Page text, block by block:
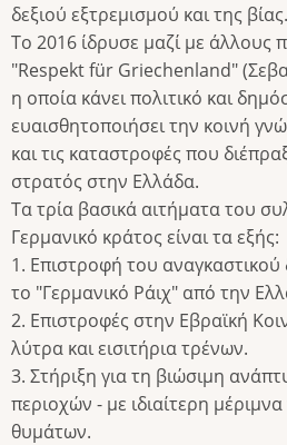
δεξιού εξτρεμισμού και της βίας.
Το 2016 ίδρυσε μαζί με άλλους
"Respekt für Griechenland"
η οποία κάνει πολιτικό και
ευαισθητοποιήσει την κοινή
και τις καταστροφές που
στρατός στην Ελλάδα.
Τα τρία βασικά αιτήματα του
Γερμανικό κράτος είναι τα εξής:
1. Επιστροφή του
το "Γερμανικό Ράιχ" από την
2. Επιστροφές στην Εβραϊκή
λύτρα και εισιτήρια τρένων.
3. Στήριξη για τη βιώσιμη
περιοχών - με ιδιαίτερη μέριμνα
θυμάτων.